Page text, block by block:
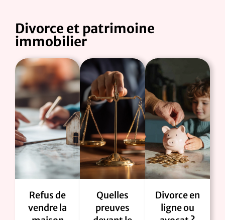
Divorce et patrimoine
immobilier
Refus de
vendre la
Quelles
preuves
Divorce en
ligne ou